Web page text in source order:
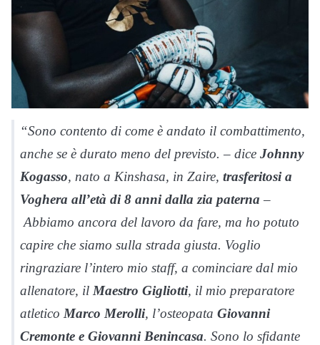
“Sono contento di come è andato il combattimento,
anche se è durato meno del previsto. – dice Johnny
Kogasso, nato a Kinshasa, in Zaire, trasferitosi a
Voghera all’età di 8 anni dalla zia paterna –
Abbiamo ancora del lavoro da fare, ma ho potuto
capire che siamo sulla strada giusta. Voglio
ringraziare l’intero mio staff, a cominciare dal mio
allenatore, il Maestro Gigliotti, il mio preparatore
atletico Marco Merolli, l’osteopata Giovanni
Cremonte e Giovanni Benincasa. Sono lo sfidante